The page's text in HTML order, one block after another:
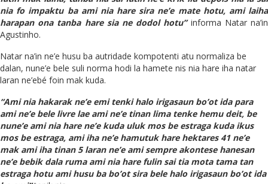
nia fo impaktu ba ami nia hare sira ne’emate hotu, ami laiha
harapan ona tanba hare sia ne dodol hotu”informa Natar na’in
Agustinho.
Natar na’in ne’e husu ba autridade kompotenti atu normaliza be
dalan, nune’e bele suli norma hodi la hamete nis nia hare iha natar
laran ne’ebé foin mak kuda.
“Ami nia hakarak ne’e emi tenki halo irigasaun bo’ot ida para
ami ne’ebele livre lae ami ne’etinan lima tenke hemu deit, be
nune’e ami nia hare ne’ekuda uluk mos be estraga kuda ikus
mos be estraga, ami iha ne’e hamutuk hare hektares 41 ne’e
mak ami iha tinan 5 laran ne’eami sempre akontese hanesan
ne’ebebik dala ruma ami nia hare fulin sai tia mota tama tan
estraga hotu ami husu ba bo’ot sira bele halo irigasaun bo’ot ida